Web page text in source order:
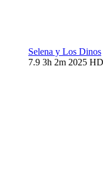
Selena y Los Dinos
7.9 3h 2m 2025 HD